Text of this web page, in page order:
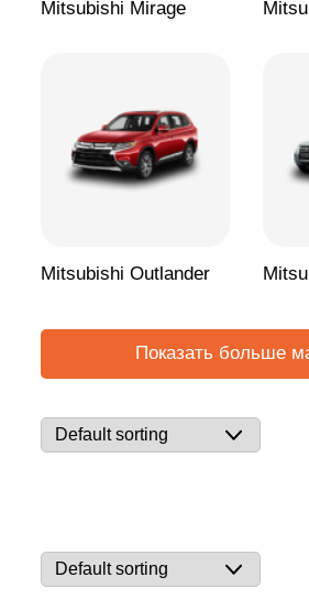
Mitsubishi Mirage
Mitsubishi Outlander
Показать больше